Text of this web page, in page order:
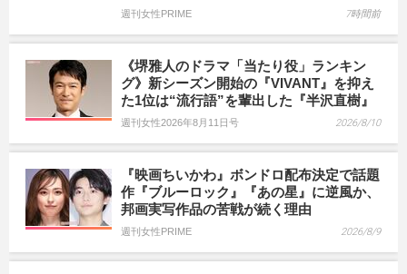
週刊女性PRIME 7時間前
《堺雅人のドラマ「当たり役」ランキン
グ》新シーズン開始の『VIVANT』を抑え
た1位は“流行語”を輩出した『半沢直樹』
週刊女性2026年8月11日号 2026/8/10
『映画ちいかわ』ボンドロ配布決定で話題
作『ブルーロック』『あの星』に逆風か、
邦画実写作品の苦戦が続く理由
週刊女性PRIME 2026/8/9